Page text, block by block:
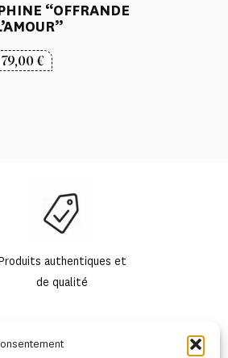
“OFFRANDE
79,00€
authentiques et
de qualité